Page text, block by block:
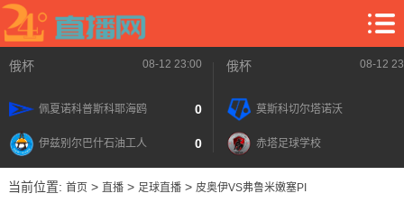
俄杯 08-12 23:00
佩夏诺科普斯科耶海鸥 0
伊兹别尔巴什石油工人 0
俄杯 08-12
莫斯科切尔塔诺沃
赤塔足球学校
当前位置: 首页> 直播> 足球直播> 皮奥伊VS弗鲁米嫩塞PI